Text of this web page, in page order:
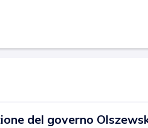
del governo